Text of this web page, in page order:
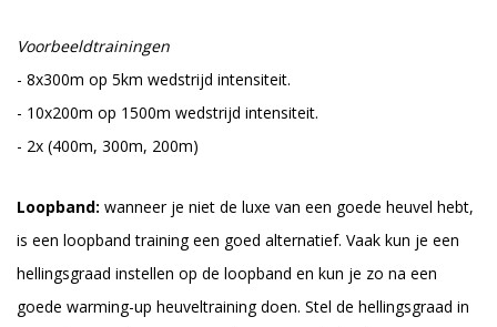
Voorbeeldtrainingen
- 8x300m op 5km wedstrijd intensiteit.
- 10x200m op 1500m wedstrijd intensiteit.
- 2x (400m, 300m, 200m)
Loopband: wanneer je niet de luxe van een goede heuvel hebt,
is een loopband training een goed alternatief. Vaak kun je een
hellingsgraad instellen op de loopband en kun je zo na een
goede warming-up heuveltraining doen. Stel de hellingsgraad in